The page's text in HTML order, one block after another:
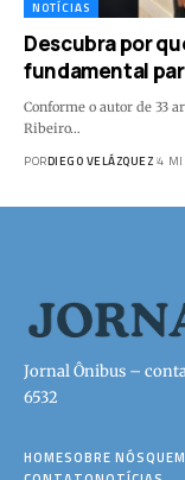
NOTÍCIAS
Descubra por
fundamental
Conforme o autor de 33
Ribeiro…
PORDIEGO VELÁZQUEZ 4
Jornal Ônibus –
6532
HOMESOBRE NÓS